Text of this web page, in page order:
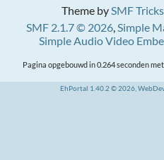
Theme bySMF Tricks
SMF 2.1.7 © 2026,Simple
Simple Audio Video
Pagina opgebouwd in 0.264 seconden
EhPortal 1.40.2 © 2026,